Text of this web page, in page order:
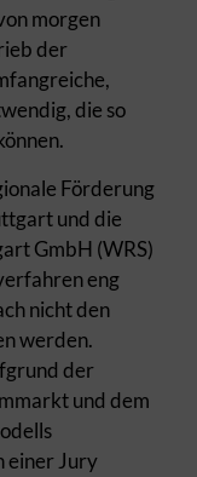
morgen
der
die so
Förderung
und die
GmbH (WRS)
eng
nicht den
werden.
der
und dem
einer Jury